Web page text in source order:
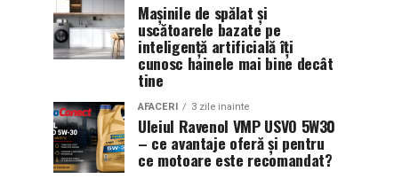
Mașinile de spălat și
uscătoarele bazate pe
inteligență artificială îți
cunosc hainele mai bine decât
tine
AFACERI 3 zile inainte
Uleiul Ravenol VMP USVO 5W30
– ce avantaje oferă și pentru
ce motoare este recomandat?